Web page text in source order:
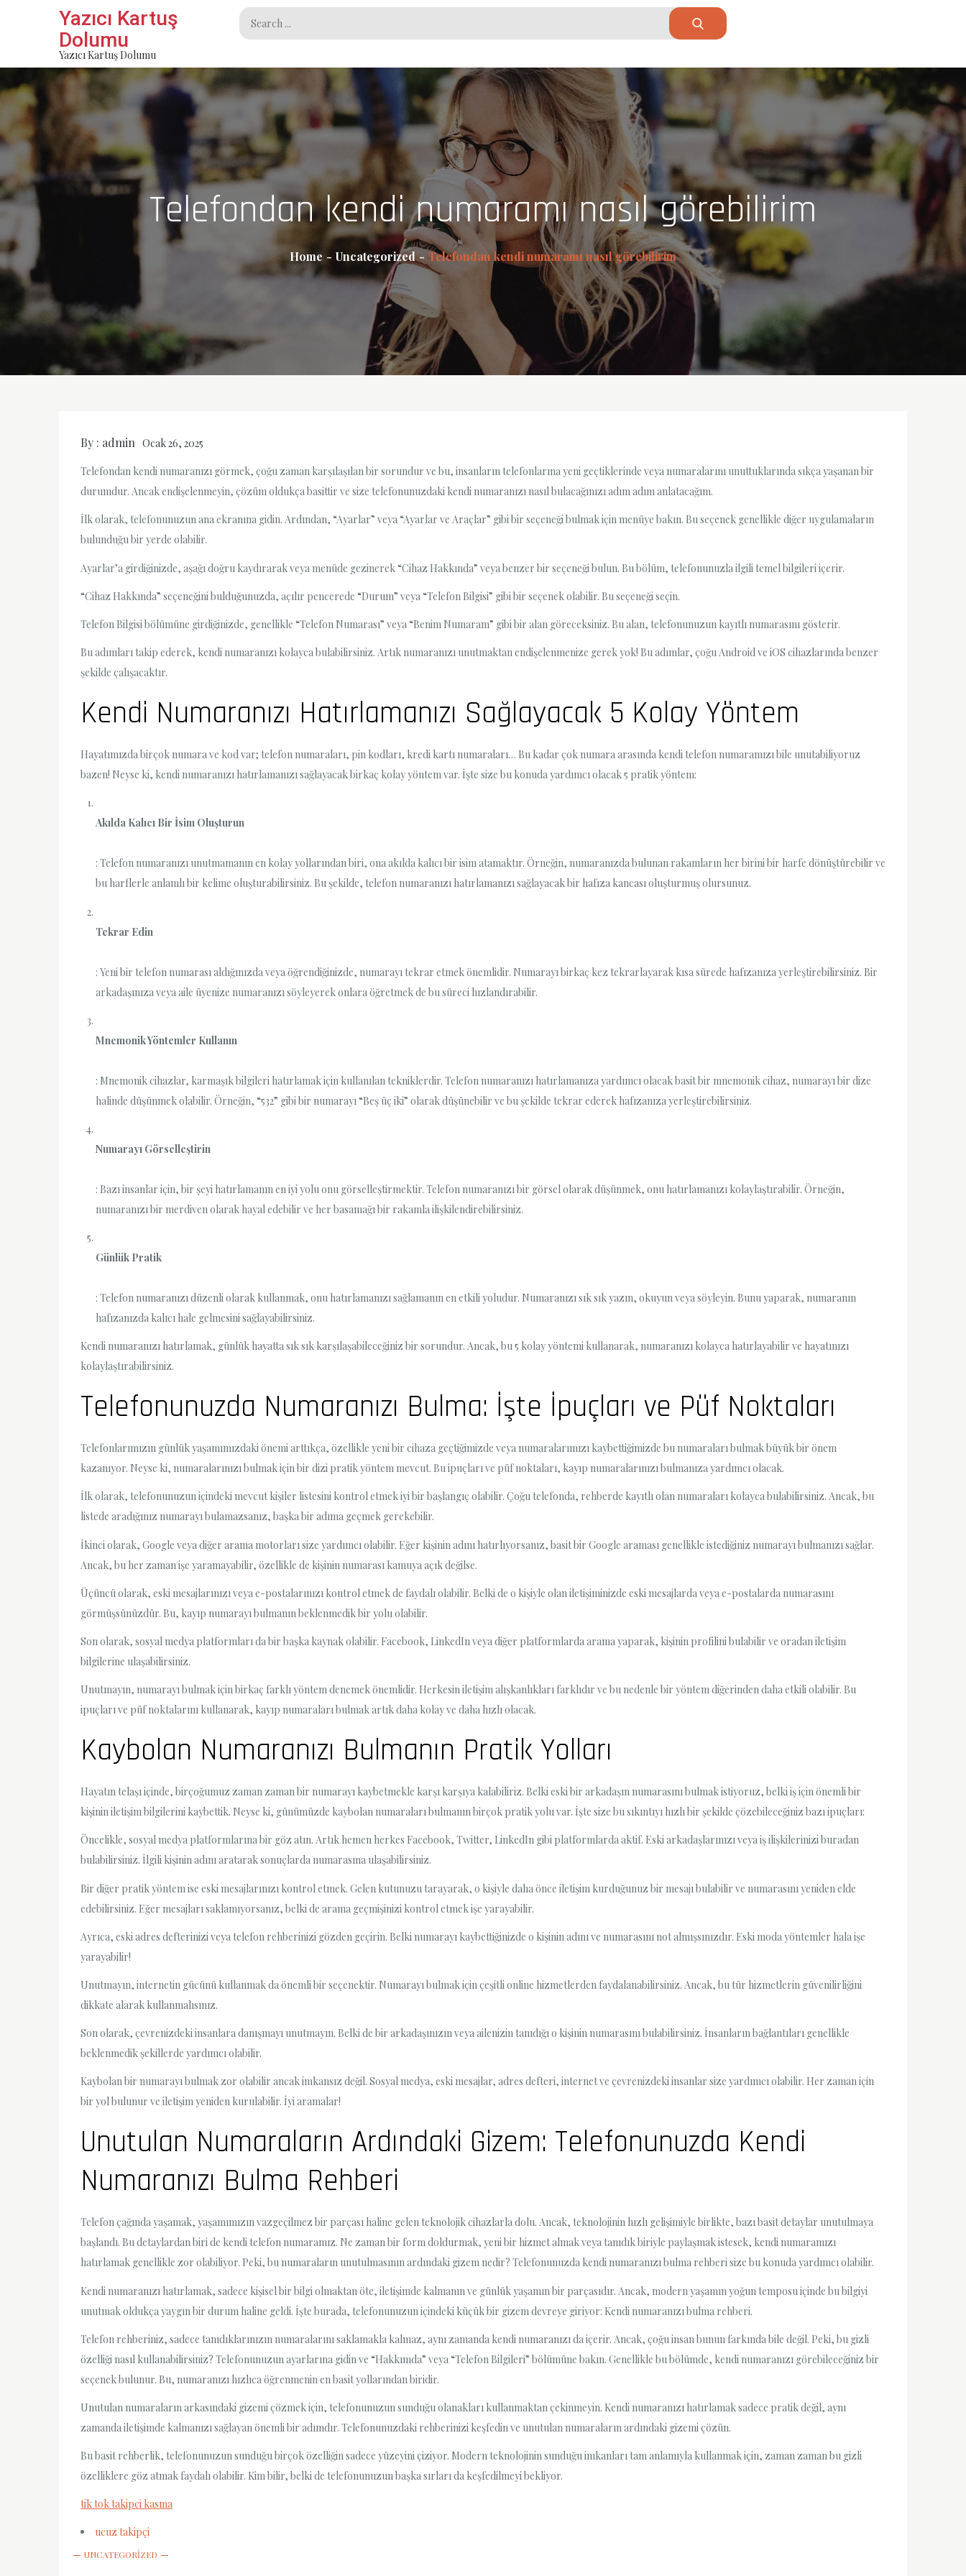
Yazıcı Kartuş
Dolumu
Yazıcı Kartuş Dolumu
Search
for:
Telefondan kendi numaramı nasıl görebilirim
Home Uncategorized Telefondan kendi numaramı nasıl görebilirim
By : admin Ocak 26, 2025
Telefondan kendi numaranızı görmek, çoğu zaman karşılaşılan bir sorundur ve bu, insanların telefonlarına yeni geçtiklerinde veya numaralarını unuttuklarında sıkça yaşanan bir
durumdur. Ancak endişelenmeyin, çözüm oldukça basittir ve size telefonunuzdaki kendi numaranızı nasıl bulacağınızı adım adım anlatacağım.
İlk olarak, telefonunuzun ana ekranına gidin. Ardından, “Ayarlar” veya “Ayarlar ve Araçlar” gibi bir seçeneği bulmak için menüye bakın. Bu seçenek genellikle diğer uygulamaların
bulunduğu bir yerde olabilir.
Ayarlar’a girdiğinizde, aşağı doğru kaydırarak veya menüde gezinerek “Cihaz Hakkında” veya benzer bir seçeneği bulun. Bu bölüm, telefonunuzla ilgili temel bilgileri içerir.
“Cihaz Hakkında” seçeneğini bulduğunuzda, açılır pencerede “Durum” veya “Telefon Bilgisi” gibi bir seçenek olabilir. Bu seçeneği seçin.
Telefon Bilgisi bölümüne girdiğinizde, genellikle “Telefon Numarası” veya “Benim Numaram” gibi bir alan göreceksiniz. Bu alan, telefonunuzun kayıtlı numarasını gösterir.
Bu adımları takip ederek, kendi numaranızı kolayca bulabilirsiniz. Artık numaranızı unutmaktan endişelenmenize gerek yok! Bu adımlar, çoğu Android ve iOS cihazlarında benzer
şekilde çalışacaktır.
Kendi Numaranızı Hatırlamanızı Sağlayacak 5 Kolay Yöntem
Hayatımızda birçok numara ve kod var; telefon numaraları, pin kodları, kredi kartı numaraları… Bu kadar çok numara arasında kendi telefon numaramızı bile unutabiliyoruz
bazen! Neyse ki, kendi numaranızı hatırlamanızı sağlayacak birkaç kolay yöntem var. İşte size bu konuda yardımcı olacak 5 pratik yöntem:
Akılda Kalıcı Bir İsim Oluşturun
: Telefon numaranızı unutmamanın en kolay yollarından biri, ona akılda kalıcı bir isim atamaktır. Örneğin, numaranızda bulunan rakamların her birini bir harfe dönüştürebilir ve
bu harflerle anlamlı bir kelime oluşturabilirsiniz. Bu şekilde, telefon numaranızı hatırlamanızı sağlayacak bir hafıza kancası oluşturmuş olursunuz.
Tekrar Edin
: Yeni bir telefon numarası aldığınızda veya öğrendiğinizde, numarayı tekrar etmek önemlidir. Numarayı birkaç kez tekrarlayarak kısa sürede hafızanıza yerleştirebilirsiniz. Bir
arkadaşınıza veya aile üyenize numaranızı söyleyerek onlara öğretmek de bu süreci hızlandırabilir.
Mnemonik Yöntemler Kullanın
: Mnemonik cihazlar, karmaşık bilgileri hatırlamak için kullanılan tekniklerdir. Telefon numaranızı hatırlamanıza yardımcı olacak basit bir mnemonik cihaz, numarayı bir dize
halinde düşünmek olabilir. Örneğin, “532” gibi bir numarayı “Beş üç iki” olarak düşünebilir ve bu şekilde tekrar ederek hafızanıza yerleştirebilirsiniz.
Numarayı Görselleştirin
: Bazı insanlar için, bir şeyi hatırlamanın en iyi yolu onu görselleştirmektir. Telefon numaranızı bir görsel olarak düşünmek, onu hatırlamanızı kolaylaştırabilir. Örneğin,
numaranızı bir merdiven olarak hayal edebilir ve her basamağı bir rakamla ilişkilendirebilirsiniz.
Günlük Pratik
: Telefon numaranızı düzenli olarak kullanmak, onu hatırlamanızı sağlamanın en etkili yoludur. Numaranızı sık sık yazın, okuyun veya söyleyin. Bunu yaparak, numaranın
hafızanızda kalıcı hale gelmesini sağlayabilirsiniz.
Kendi numaranızı hatırlamak, günlük hayatta sık sık karşılaşabileceğiniz bir sorundur. Ancak, bu 5 kolay yöntemi kullanarak, numaranızı kolayca hatırlayabilir ve hayatınızı
kolaylaştırabilirsiniz.
Telefonunuzda Numaranızı Bulma: İşte İpuçları ve Püf Noktaları
Telefonlarımızın günlük yaşamımızdaki önemi arttıkça, özellikle yeni bir cihaza geçtiğimizde veya numaralarımızı kaybettiğimizde bu numaraları bulmak büyük bir önem
kazanıyor. Neyse ki, numaralarınızı bulmak için bir dizi pratik yöntem mevcut. Bu ipuçları ve püf noktaları, kayıp numaralarınızı bulmanıza yardımcı olacak.
İlk olarak, telefonunuzun içindeki mevcut kişiler listesini kontrol etmek iyi bir başlangıç olabilir. Çoğu telefonda, rehberde kayıtlı olan numaraları kolayca bulabilirsiniz. Ancak, bu
listede aradığınız numarayı bulamazsanız, başka bir adıma geçmek gerekebilir.
İkinci olarak, Google veya diğer arama motorları size yardımcı olabilir. Eğer kişinin adını hatırlıyorsanız, basit bir Google araması genellikle istediğiniz numarayı bulmanızı sağlar.
Ancak, bu her zaman işe yaramayabilir, özellikle de kişinin numarası kamuya açık değilse.
Üçüncü olarak, eski mesajlarınızı veya e-postalarınızı kontrol etmek de faydalı olabilir. Belki de o kişiyle olan iletişiminizde eski mesajlarda veya e-postalarda numarasını
görmüşsünüzdür. Bu, kayıp numarayı bulmanın beklenmedik bir yolu olabilir.
Son olarak, sosyal medya platformları da bir başka kaynak olabilir. Facebook, LinkedIn veya diğer platformlarda arama yaparak, kişinin profilini bulabilir ve oradan iletişim
bilgilerine ulaşabilirsiniz.
Unutmayın, numarayı bulmak için birkaç farklı yöntem denemek önemlidir. Herkesin iletişim alışkanlıkları farklıdır ve bu nedenle bir yöntem diğerinden daha etkili olabilir. Bu
ipuçları ve püf noktalarını kullanarak, kayıp numaraları bulmak artık daha kolay ve daha hızlı olacak.
Kaybolan Numaranızı Bulmanın Pratik Yolları
Hayatın telaşı içinde, birçoğumuz zaman zaman bir numarayı kaybetmekle karşı karşıya kalabiliriz. Belki eski bir arkadaşın numarasını bulmak istiyoruz, belki iş için önemli bir
kişinin iletişim bilgilerini kaybettik. Neyse ki, günümüzde kaybolan numaraları bulmanın birçok pratik yolu var. İşte size bu sıkıntıyı hızlı bir şekilde çözebileceğiniz bazı ipuçları:
Öncelikle, sosyal medya platformlarına bir göz atın. Artık hemen herkes Facebook, Twitter, LinkedIn gibi platformlarda aktif. Eski arkadaşlarınızı veya iş ilişkilerinizi buradan
bulabilirsiniz. İlgili kişinin adını aratarak sonuçlarda numarasına ulaşabilirsiniz.
Bir diğer pratik yöntem ise eski mesajlarınızı kontrol etmek. Gelen kutunuzu tarayarak, o kişiyle daha önce iletişim kurduğunuz bir mesajı bulabilir ve numarasını yeniden elde
edebilirsiniz. Eğer mesajları saklamıyorsanız, belki de arama geçmişinizi kontrol etmek işe yarayabilir.
Ayrıca, eski adres defterinizi veya telefon rehberinizi gözden geçirin. Belki numarayı kaybettiğinizde o kişinin adını ve numarasını not almışsınızdır. Eski moda yöntemler hala işe
yarayabilir!
Unutmayın, internetin gücünü kullanmak da önemli bir seçenektir. Numarayı bulmak için çeşitli online hizmetlerden faydalanabilirsiniz. Ancak, bu tür hizmetlerin güvenilirliğini
dikkate alarak kullanmalısınız.
Son olarak, çevrenizdeki insanlara danışmayı unutmayın. Belki de bir arkadaşınızın veya ailenizin tanıdığı o kişinin numarasını bulabilirsiniz. İnsanların bağlantıları genellikle
beklenmedik şekillerde yardımcı olabilir.
Kaybolan bir numarayı bulmak zor olabilir ancak imkansız değil. Sosyal medya, eski mesajlar, adres defteri, internet ve çevrenizdeki insanlar size yardımcı olabilir. Her zaman için
bir yol bulunur ve iletişim yeniden kurulabilir. İyi aramalar!
Unutulan Numaraların Ardındaki Gizem: Telefonunuzda Kendi
Numaranızı Bulma Rehberi
Telefon çağında yaşamak, yaşamımızın vazgeçilmez bir parçası haline gelen teknolojik cihazlarla dolu. Ancak, teknolojinin hızlı gelişimiyle birlikte, bazı basit detaylar unutulmaya
başlandı. Bu detaylardan biri de kendi telefon numaramız. Ne zaman bir form doldurmak, yeni bir hizmet almak veya tanıdık biriyle paylaşmak istesek, kendi numaramızı
hatırlamak genellikle zor olabiliyor. Peki, bu numaraların unutulmasının ardındaki gizem nedir? Telefonunuzda kendi numaranızı bulma rehberi size bu konuda yardımcı olabilir.
Kendi numaranızı hatırlamak, sadece kişisel bir bilgi olmaktan öte, iletişimde kalmanın ve günlük yaşamın bir parçasıdır. Ancak, modern yaşamın yoğun temposu içinde bu bilgiyi
unutmak oldukça yaygın bir durum haline geldi. İşte burada, telefonunuzun içindeki küçük bir gizem devreye giriyor: Kendi numaranızı bulma rehberi.
Telefon rehberiniz, sadece tanıdıklarınızın numaralarını saklamakla kalmaz, aynı zamanda kendi numaranızı da içerir. Ancak, çoğu insan bunun farkında bile değil. Peki, bu gizli
özelliği nasıl kullanabilirsiniz? Telefonunuzun ayarlarına gidin ve “Hakkımda” veya “Telefon Bilgileri” bölümüne bakın. Genellikle bu bölümde, kendi numaranızı görebileceğiniz bir
seçenek bulunur. Bu, numaranızı hızlıca öğrenmenin en basit yollarından biridir.
Unutulan numaraların arkasındaki gizemi çözmek için, telefonunuzun sunduğu olanakları kullanmaktan çekinmeyin. Kendi numaranızı hatırlamak sadece pratik değil, aynı
zamanda iletişimde kalmanızı sağlayan önemli bir adımdır. Telefonunuzdaki rehberinizi keşfedin ve unutulan numaraların ardındaki gizemi çözün.
Bu basit rehberlik, telefonunuzun sunduğu birçok özelliğin sadece yüzeyini çiziyor. Modern teknolojinin sunduğu imkanları tam anlamıyla kullanmak için, zaman zaman bu gizli
özelliklere göz atmak faydalı olabilir. Kim bilir, belki de telefonunuzun başka sırları da keşfedilmeyi bekliyor.
tik tok takipci kasma
ucuz takipçi
UNCATEGORIZED